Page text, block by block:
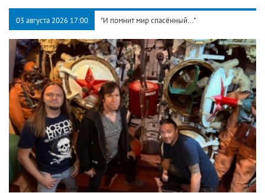
03 августа 2026 17:00 "И помнит мир спасённый..."